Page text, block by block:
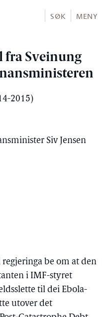
SØK MENY
fra Sveinung
2015)
Siv Jensen
be om at den
i IMF-styret
til dei Ebola-
utover det